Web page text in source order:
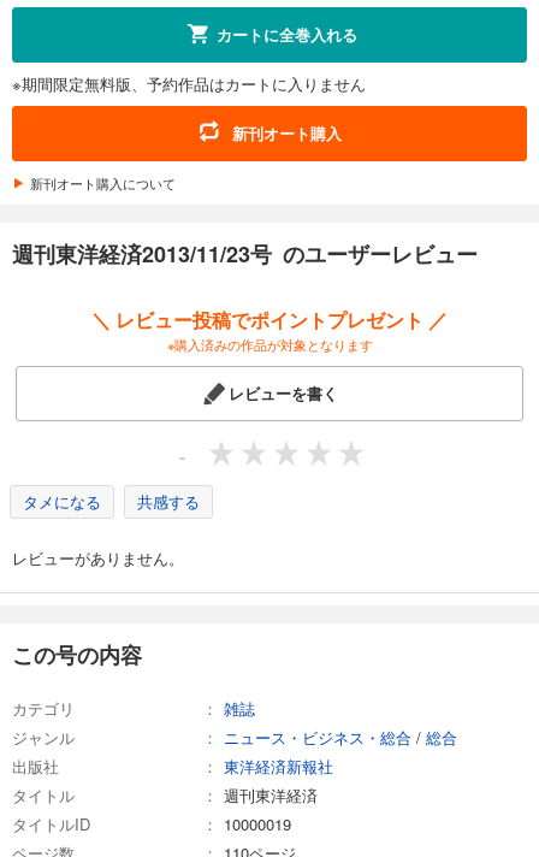
試し読み
あらすじを表示する
週刊東洋経済 2026/4/11号
880円 (税込)
あらすじを表示する
880 円 (税込)
あらすじを表示する
週刊東洋経済 2026/3/28号
880円 (税込)
あらすじを表示する
週刊東洋経済 2026/3/14・3/21合併号
試し読み
あらすじを表示する
週刊東洋経済 2026/3/7号
カートに全巻入れる
※期間限定無料版、予約作品はカートに入りません
新刊オート購入
新刊オート購入について
週刊東洋経済2013/11/23号 のユーザーレビュー
＼ レビュー投稿でポイントプレゼント ／
※購入済みの作品が対象となります
レビューを書く
-
タメになる 共感する
レビューがありません。
この号の内容
カテゴリ
雑誌
ジャンル
ニュース・ビジネス・総合 / 総合
出版社
東洋経済新報社
タイトル
週刊東洋経済
タイトルID
10000019
ページ数
110ページ